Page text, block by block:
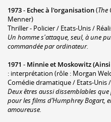
1973- Echec à l'organisation(The
Menner)
Thriller - Policier / Etats-Unis /
Un homme s'attaque, seul, à une
commandée par ordinateur.
1971 - Minnie et Moskowitz
: interprétation (rôle : Morgan
Comédie dramatique / Etats-Unis
Deux êtres aussi dissemblables
pour les films d’Humphrey Bogart,
amoureuse.